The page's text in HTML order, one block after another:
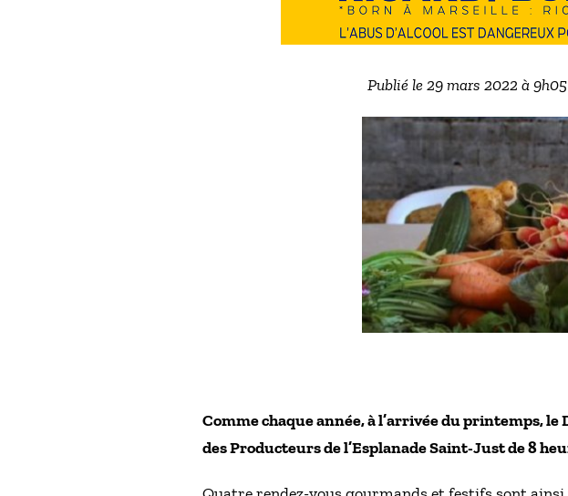
Publié le 29 mars 2022 à
Comme chaque année, à l’arrivée du printemps,
des Producteurs de l’Esplanade Saint-Just de 8